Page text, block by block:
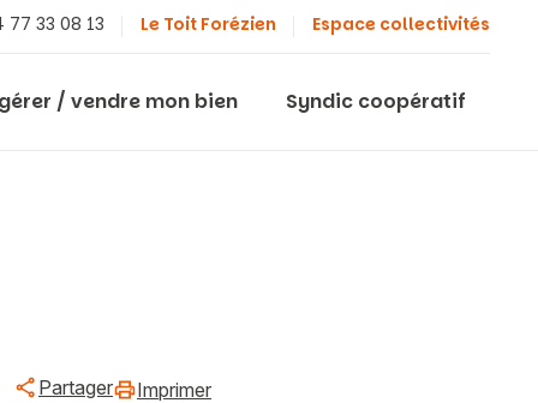
77 33 08 13 Le Toit Forézien Espace collectivités
/ vendre mon bien Syndic coopératif
Partager Imprimer